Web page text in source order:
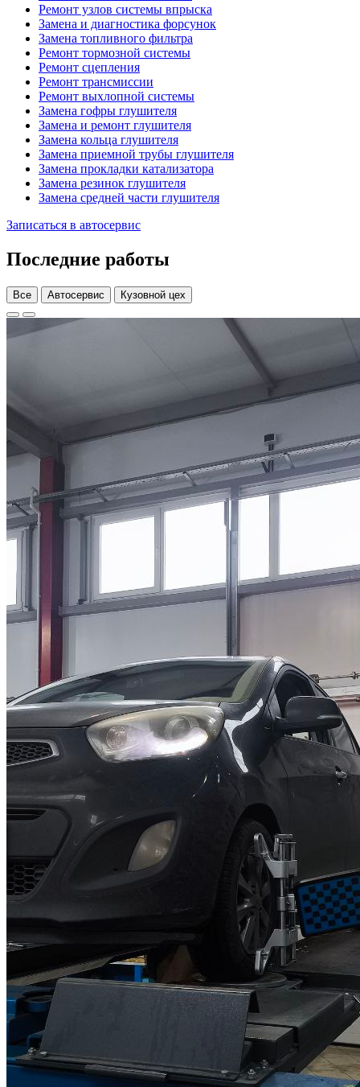
Ремонт узлов системы впрыска
Замена и диагностика форсунок
Замена топливного фильтра
Ремонт тормозной системы
Ремонт сцепления
Ремонт трансмиссии
Ремонт выхлопной системы
Замена гофры глушителя
Замена и ремонт глушителя
Замена кольца глушителя
Замена приемной трубы глушителя
Замена прокладки катализатора
Замена резинок глушителя
Замена средней части глушителя
Записаться в автосервис
Последние работы
Все Автосервис Кузовной цех